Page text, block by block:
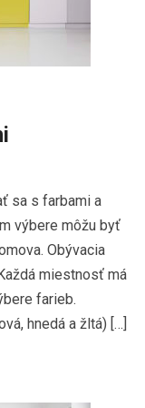
sa s farbami a
výbere môžu byť
Obývacia
miestnosť má
farieb.
hnedá a žltá) […]